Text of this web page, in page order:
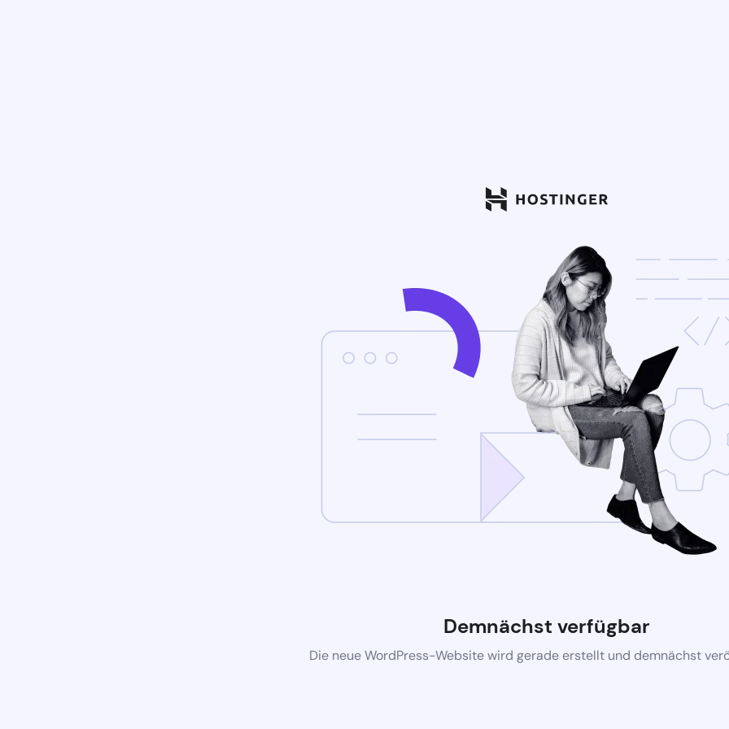
Demnächst verfügbar
Die neue WordPress-Website wird gerade erstellt und demnächst